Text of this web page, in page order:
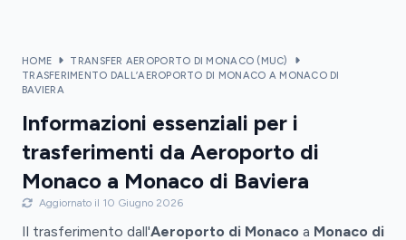
HOME
TRANSFER AEROPORTO DI MONACO (MUC)
TRASFERIMENTO DALL’AEROPORTO DI MONACO A MONACO DI
BAVIERA
Informazioni essenziali per i
trasferimenti da Aeroporto di
Monaco a Monaco di Baviera
Aggiornato il 10 Giugno 2026
Il trasferimento dall'Aeroporto di Monaco a Monaco di